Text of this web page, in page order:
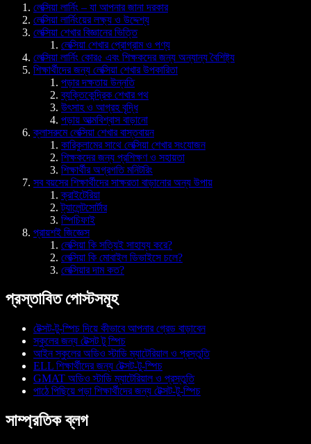
লেক্সিয়া লার্নিং – যা আপনার জানা দরকার
লেক্সিয়া লার্নিংয়ের লক্ষ্য ও উদ্দেশ্য
লেক্সিয়া শেখার বিজ্ঞানের ভিত্তি
লেক্সিয়া শেখার প্রোগ্রাম ও পণ্য
লেক্সিয়া লার্নিং কোর৫ এবং শিক্ষকদের জন্য অন্যান্য বৈশিষ্ট্য
শিক্ষার্থীদের জন্য লেক্সিয়া শেখার উপকারিতা
পড়ার দক্ষতায় উন্নতি
ব্যক্তিকেন্দ্রিক শেখার পথ
উৎসাহ ও আগ্রহ বৃদ্ধি
পড়ায় আত্মবিশ্বাস বাড়ানো
ক্লাসরুমে লেক্সিয়া শেখার বাস্তবায়ন
কারিকুলামের সাথে লেক্সিয়া শেখার সংযোজন
শিক্ষকদের জন্য প্রশিক্ষণ ও সহায়তা
শিক্ষার্থীর অগ্রগতি মনিটরিং
সব বয়সের শিক্ষার্থীদের সাক্ষরতা বাড়ানোর অন্য উপায়
ক্রাইটেরিয়া
ট্যালেন্টসোর্টার
স্পিচিফাই
প্রায়শই জিজ্ঞেস
লেক্সিয়া কি সত্যিই সাহায্য করে?
লেক্সিয়া কি মোবাইল ডিভাইসে চলে?
লেক্সিয়ার দাম কত?
প্রস্তাবিত পোস্টসমূহ
টেক্সট-টু-স্পিচ দিয়ে কীভাবে আপনার গ্রেড বাড়াবেন
স্কুলের জন্য টেক্সট টু স্পিচ
আইন স্কুলের অডিও স্টাডি ম্যাটেরিয়াল ও প্রস্তুতি
ELL শিক্ষার্থীদের জন্য টেক্সট-টু-স্পিচ
GMAT অডিও স্টাডি ম্যাটেরিয়াল ও প্রস্তুতি
পাঠে পিছিয়ে পড়া শিক্ষার্থীদের জন্য টেক্সট-টু-স্পিচ
সাম্প্রতিক ব্লগ